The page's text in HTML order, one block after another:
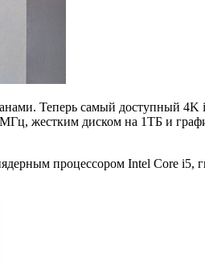
Теперь самый доступный
жестким диском на 1ТБ и
процессором Intel Core